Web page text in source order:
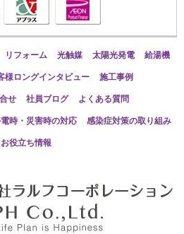
リフォーム 光触媒 太陽光発電 給湯機
様ロングインタビュー 施工事例
せ 社員ブログ よくある質問
時・災害時の対応 感染症対策の取り組み
お役立ち情報